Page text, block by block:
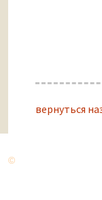
вернуться
©